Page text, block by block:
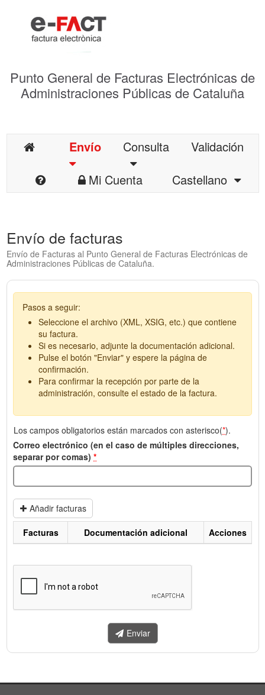
Punto General de Facturas Electrónicas de
Administraciones Públicas de Cataluña
Envío Consulta
Validación
Mi Cuenta
Castellano
Envío de facturas
Envío de Facturas al Punto General de Facturas Electrónicas de
Administraciones Públicas de Cataluña.
Pasos a seguir:
Seleccione el archivo (XML, XSIG, etc.) que contiene
su factura.
Si es necesario, adjunte la documentación adicional.
Pulse el botón "Enviar" y espere la página de
confirmación.
Para confirmar la recepción por parte de la
administración, consulte el estado de la factura.
Los campos obligatorios están marcados con asterisco(*).
Correo electrónico (en el caso de múltiples direcciones,
separar por comas) *
Añadir facturas
enviar.
Facturas Documentación adicional Acciones
Enviar